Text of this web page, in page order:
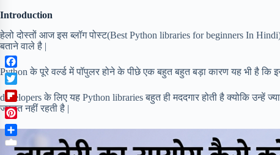
Introduction
हेलो दोस्तों आज इस ब्लॉग पोस्ट(Best Python libraries for beginners In
बताने वाले है |
Python के पूरे वर्ल्ड में पॉपुलर होने के पीछे एक बहुत बहुत बड़ा कारण यह भी है कि
developers के लिए यह Python libraries बहुत ही मददगार होती है क्योकि उन्हें
जरुरत नहीं रहती है |
F
a
c
e
b
o
o
T
w
i
t
t
F
l
p
P
i
n
S